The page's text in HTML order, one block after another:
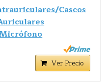
Cascos
Ver Precio